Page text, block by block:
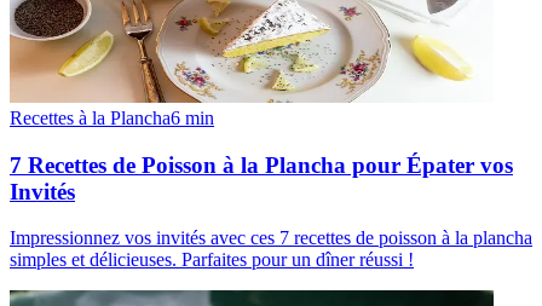
Recettes à la Plancha6 min
7 Recettes de Poisson à la Plancha pour Épater vos
Invités
Impressionnez vos invités avec ces 7 recettes de poisson à la plancha
simples et délicieuses. Parfaites pour un dîner réussi !